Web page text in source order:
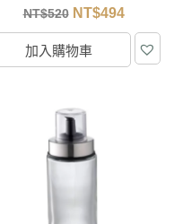
NT$520 NT$494
加入購物車